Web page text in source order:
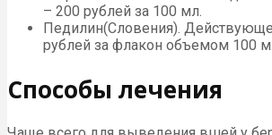
– 200 рублей за 100 мл.
Педилин(Словения).
рублей за флакон объемом 100
Способы лечения